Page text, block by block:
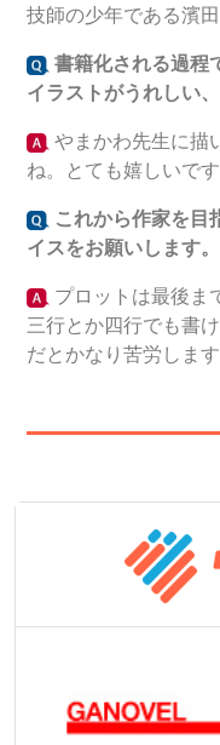
技師の少年である濱
書籍化される過程
イラストがうれしい、
やまかわ先生に描
ね。とても嬉しいです
これから作家を目
イスをお願いします。
プロットは最後ま
三行とか四行でも書
だとかなり苦労します